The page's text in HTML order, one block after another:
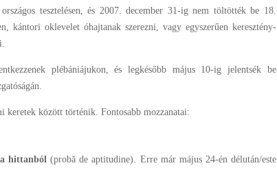
tesztelésen, és 2007. december 31-ig nem töltötték be 18.
kántori oklevelet óhajtanak szerezni, vagy egyszerűen keresztény-
plébániájukon, és legkésőbb május 10-ig jelentsék be
keretek között történik. Fontosabb mozzanatai:
hittanból (probă de aptitudine). Erre már május 24-én délután/este